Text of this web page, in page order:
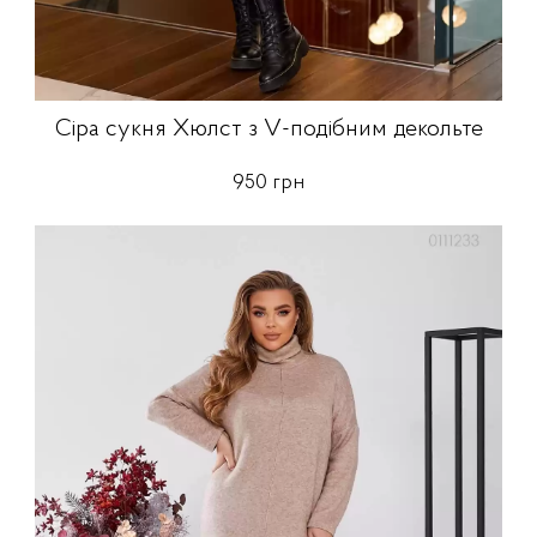
Сіра сукня Хюлст з V-подібним декольте
950 грн